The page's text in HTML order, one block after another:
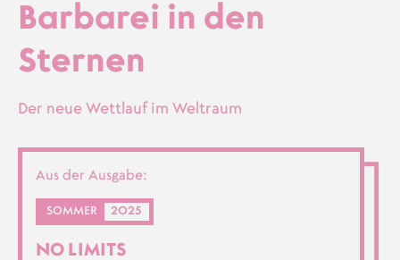
Barbarei in den
Sternen
Der neue Wettlauf im Weltraum
Aus der Ausgabe:
SOMMER 2025
NO LIMITS